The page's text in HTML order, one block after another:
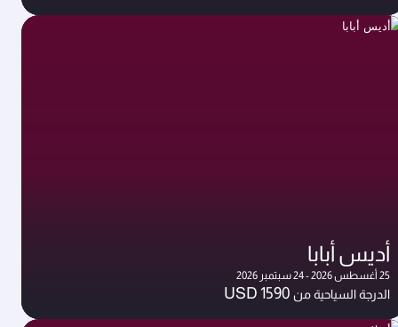
أديس أبابا
25 أغسطس 2026 - 24 سبتمبر 2026
الدرجة السياحية من USD 1590